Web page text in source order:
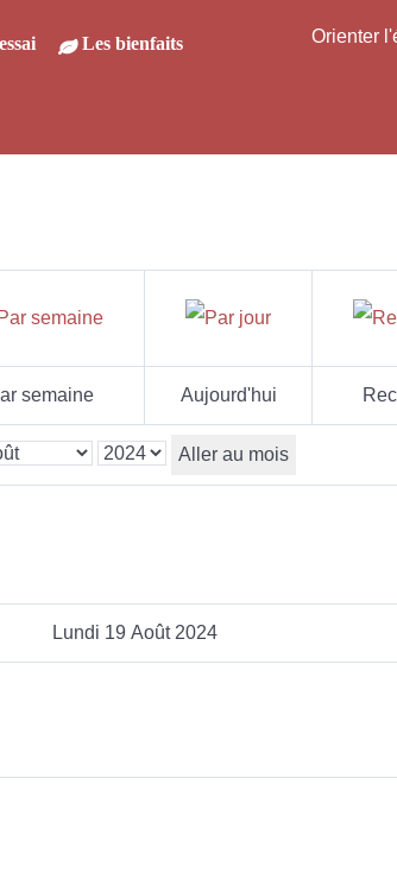
Les bienfaits Orienter
semaine Aujourd'hui
Aller au mois
Lundi 19 Août 2024